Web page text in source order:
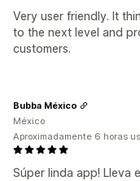
Very user friendly. It
to the next level and
customers.
Súper linda app! Lleva
Bubba México
México
Aproximadamente 6 horas